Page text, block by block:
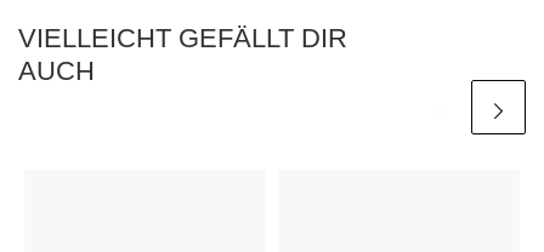
VIELLEICHT GEFÄLLT DIR
AUCH